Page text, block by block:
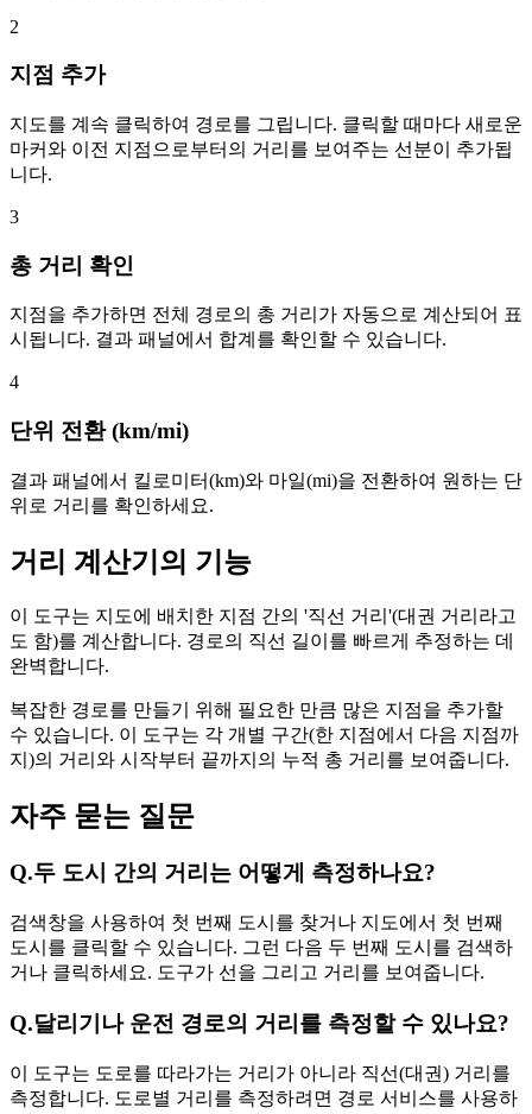
2
지점 추가
지도를 계속 클릭하여 경로를 그립니다. 클릭할 때마다 새로운
마커와 이전 지점으로부터의 거리를 보여주는 선분이 추가됩
니다.
3
총 거리 확인
지점을 추가하면 전체 경로의 총 거리가 자동으로 계산되어 표
시됩니다. 결과 패널에서 합계를 확인할 수 있습니다.
4
단위 전환 (km/mi)
결과 패널에서 킬로미터(km)와 마일(mi)을 전환하여 원하는 단
위로 거리를 확인하세요.
거리 계산기의 기능
이 도구는 지도에 배치한 지점 간의 '직선 거리'(대권 거리라고
도 함)를 계산합니다. 경로의 직선 길이를 빠르게 추정하는 데
완벽합니다.
복잡한 경로를 만들기 위해 필요한 만큼 많은 지점을 추가할
수 있습니다. 이 도구는 각 개별 구간(한 지점에서 다음 지점까
지)의 거리와 시작부터 끝까지의 누적 총 거리를 보여줍니다.
자주 묻는 질문
Q.두 도시 간의 거리는 어떻게 측정하나요?
검색창을 사용하여 첫 번째 도시를 찾거나 지도에서 첫 번째
도시를 클릭할 수 있습니다. 그런 다음 두 번째 도시를 검색하
거나 클릭하세요. 도구가 선을 그리고 거리를 보여줍니다.
Q.달리기나 운전 경로의 거리를 측정할 수 있나요?
이 도구는 도로를 따라가는 거리가 아니라 직선(대권) 거리를
측정합니다. 도로별 거리를 측정하려면 경로 서비스를 사용하